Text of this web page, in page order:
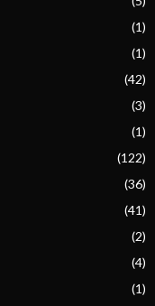
(1)
(1)
(42)
(3)
(1)
(122)
(36)
(41)
(2)
(4)
(1)